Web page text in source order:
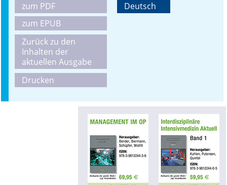
zum PDF
zum EPUB
Zurück zu den
Inhalten der
aktuellen Ausgabe
Drucken
Deutsch